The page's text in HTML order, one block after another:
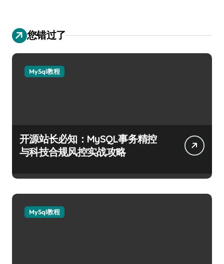
您错过了
MySql教程
开源站长必知：MySQL事务精控
与科技合规风控实战攻略
MySql教程